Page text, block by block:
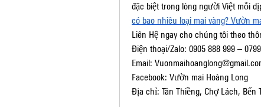
đặc biệt trong lòng người Việt mỗi
có bao nhiêu loại mai vàng? Vườn
Liên Hệ ngay cho chúng tôi theo
Điện thoại/Zalo: 0905 888 999 –
Email:
Facebook: Vườn mai Hoàng Long
Địa chỉ: Tân Thiềng, Chợ Lách, Bến